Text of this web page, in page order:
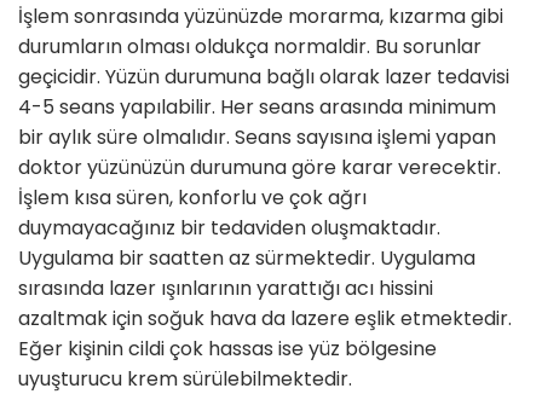
İşlem sonrasında yüzünüzde morarma, kızarma gibi
durumların olması oldukça normaldir. Bu sorunlar
geçicidir. Yüzün durumuna bağlı olarak lazer tedavisi
4-5 seans yapılabilir. Her seans arasında minimum
bir aylık süre olmalıdır. Seans sayısına işlemi yapan
doktor yüzünüzün durumuna göre karar verecektir.
İşlem kısa süren, konforlu ve çok ağrı
duymayacağınız bir tedaviden oluşmaktadır.
Uygulama bir saatten az sürmektedir. Uygulama
sırasında lazer ışınlarının yarattığı acı hissini
azaltmak için soğuk hava da lazere eşlik etmektedir.
Eğer kişinin cildi çok hassas ise yüz bölgesine
uyuşturucu krem sürülebilmektedir.